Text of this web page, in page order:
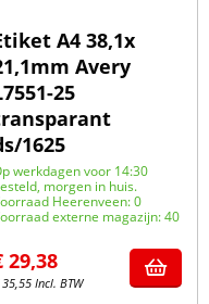
A4 38,1x
Avery
25
1625
werkdagen voor 14:30
morgen in huis.
Heerenveen: 0
externe magazijn: 40
29,38
35,55 Incl. BTW